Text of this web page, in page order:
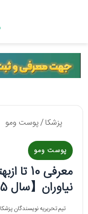
پزشکا/پوست ومو
پوست ومو
معرفی
نیاوران【سال 1405】❤️
تیم تحریریه نویسندگان پزشکا